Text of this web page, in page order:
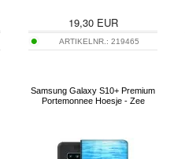
19,30EUR
ARTIKELNR.: 219465
Samsung Galaxy S10+ Premium
Portemonnee Hoesje - Zee